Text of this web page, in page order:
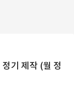
기 제작 (월 정